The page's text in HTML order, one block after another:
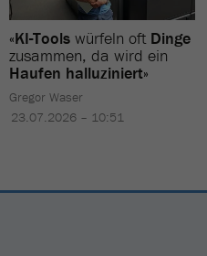
«KI-Tools würfeln oft Dinge
zusammen, da wird ein
Haufen halluziniert»
Gregor Waser
23.07.2026 – 10:51